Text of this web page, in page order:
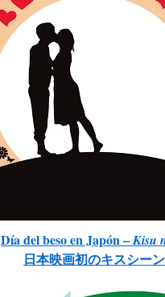
Día del beso en Japón –Kisu
日本映画初のキスシーン